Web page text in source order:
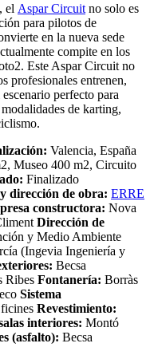
el Aspar Circuit no solo es
para pilotos de
en la nueva sede
compite en los
Este Aspar Circuit no
profesionales entrenen,
perfecto para
de karting,
Valencia, España
Museo 400 m2, Circuito
Finalizado
dirección de obra: ERRE
constructora: Nova
Dirección de
y Medio Ambiente
(Ingevia Ingeniería y
Becsa
Ribes Fontanería: Borràs
Sistema
Revestimiento:
interiores: Montó
(asfalto): Becsa